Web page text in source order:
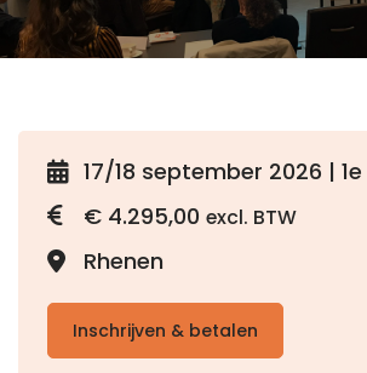
17/18 september 2026 |
€ 4.295,00 excl. BTW
Rhenen
Inschrijven & betalen